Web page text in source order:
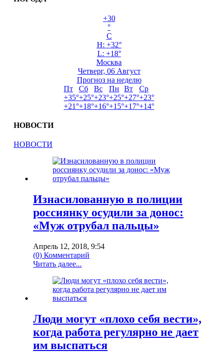
+30
°
C
H: +32°
L: +18°
Москва
Четверг, 06 Август
Прогноз на неделю
Пт
Сб Вс Пн Вт
Ср
+35°+25°+23°+25°+27°+23°
+21°+18°+16°+15°+17°+14°
НОВОСТИ
НОВОСТИ
Изнасилованную в полиции
россиянку осудили за донос:
«Муж отрубал пальцы»
Апрель 12, 2018, 9:54
(0) Комментарий
Читать далее...
Люди могут «плохо себя вести»,
когда работа регулярно не дает
им выспаться